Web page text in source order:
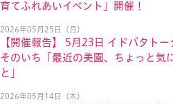
育てふれあいイベント」開催！
2026年05月25日（月）
【開催報告】 5月23日 イドバタト
そのいち「最近の美園、ちょっと気
と」
2026年05月14日（木）